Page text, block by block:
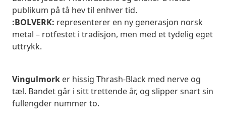
publikum på tå hev til enhver tid.
:BOLVERK: representerer en ny generasjon norsk
metal – rotfestet i tradisjon, men med et tydelig eget
uttrykk.
Vingulmork er hissig Thrash-Black med nerve og
tæl. Bandet går i sitt trettende år, og slipper snart sin
fullengder nummer to.